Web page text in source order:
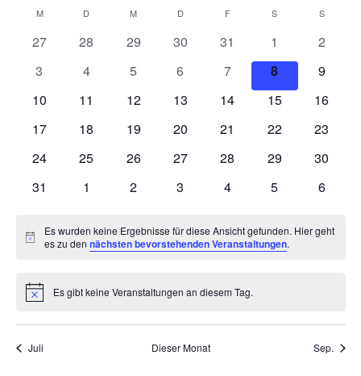
Suche
und
wählen.
Kalender
von
Veranstaltungen
MMONTAG D DIENSTAGM MITTWOCH
DDONNERSTAG
FFREITAG S SAMSTAGS
0
27
0
28
0
29
0
Veranstaltungen
30
0
Veranstaltungen
31
0
1
0
2
0
3
0
4
0
5
0
Veranstaltungen
6
0
Veranstaltungen
7
0
8
0
9
0
10
0
11
0
12
0
13
0
14
0
15
0
16
0
17
0
18
0
19
0
20
0
21
0
22
0
23
0
24
0
25
0
26
0
27
0
28
0
29
0
30
0
31
0
1
0
2
0
3
0
4
0
5
0
6
Hinweis
Es wurden keine Ergebnisse für diese Ansicht gefunden. Hier geht
es zu dennächsten bevorstehenden Veranstaltungen.
HinweisEs gibt keine Veranstaltungen an diesem Tag.
Juli Dieser Monat Sep.